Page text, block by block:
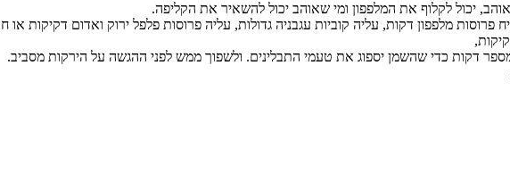
יכול לקלוף את המלפפון ומי שאוהב יכול להשאיר את הקליפה.
מלפפון דקות, עליה קוביות עגבניה גדולות, עליה פרוסות פלפל ירוק ואדום דקיקות או
דקות כדי שהשמן יספוג את טעמי התבלינים. ולשפוך ממש לפני ההגשה על הירקות מסביב.